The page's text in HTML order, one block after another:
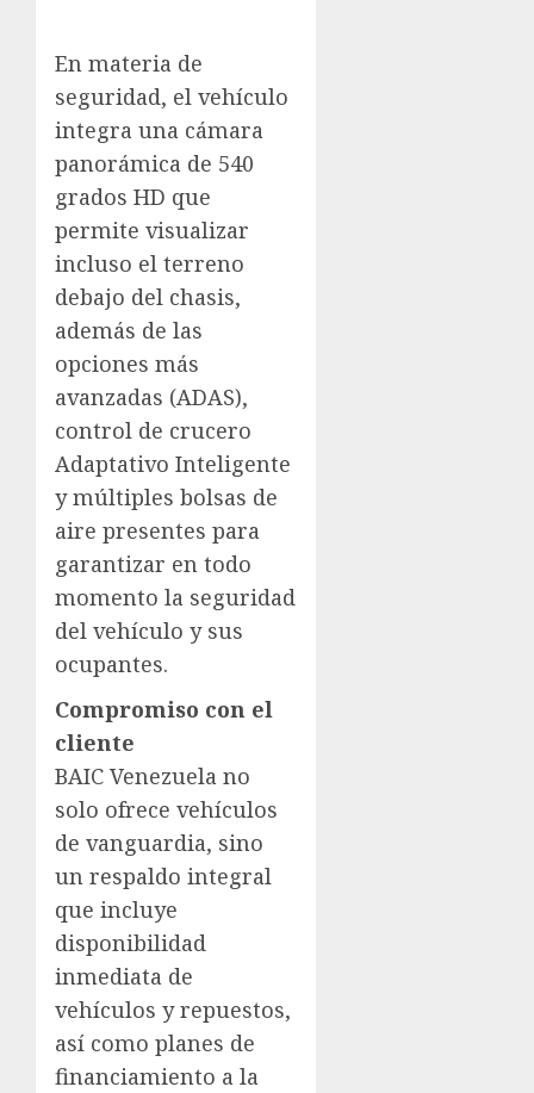
En materia de
seguridad, el vehículo
integra una cámara
panorámica de 540
grados HD que
permite visualizar
incluso el terreno
debajo del chasis,
además de las
opciones más
avanzadas (ADAS),
control de crucero
Adaptativo Inteligente
y múltiples bolsas de
aire presentes para
garantizar en todo
momento la seguridad
del vehículo y sus
ocupantes.
Compromiso con el
cliente
BAIC Venezuela no
solo ofrece vehículos
de vanguardia, sino
un respaldo integral
que incluye
disponibilidad
inmediata de
vehículos y repuestos,
así como planes de
financiamiento a la